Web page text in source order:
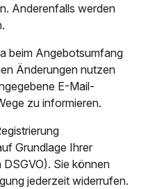
Anderenfalls werden
beim Angebotsumfang
Änderungen nutzen
E-Mail-
zu informieren.
Grundlage Ihrer
DSGVO). Sie können
jederzeit widerrufen.